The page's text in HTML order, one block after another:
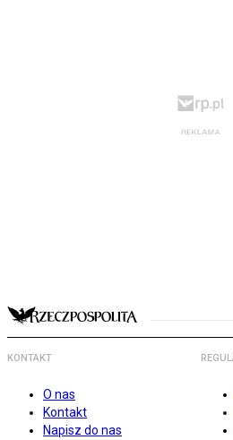
KONTAKT
O nas
Kontakt
Napisz do nas